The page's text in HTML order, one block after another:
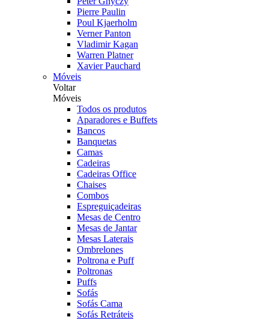
Pierre Paulin
Poul Kjaerholm
Verner Panton
Vladimir Kagan
Warren Platner
Xavier Pauchard
Móveis
Voltar
Móveis
Todos os produtos
Aparadores e Buffets
Bancos
Banquetas
Camas
Cadeiras
Cadeiras Office
Chaises
Combos
Espreguiçadeiras
Mesas de Centro
Mesas de Jantar
Mesas Laterais
Ombrelones
Poltrona e Puff
Poltronas
Puffs
Sofás
Sofás Cama
Sofás Retráteis